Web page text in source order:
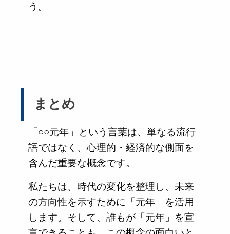
う。
まとめ
「○○元年」という言葉は、単なる流行
語ではなく、心理的・経済的な側面を
含んだ重要な概念です。
私たちは、時代の変化を整理し、未来
の方向性を示すために「元年」を活用
します。そして、誰もが「元年」を宣